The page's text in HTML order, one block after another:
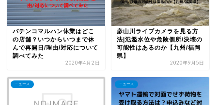
パチンコマルハン休業はどこ
の店舗？いつからいつまで休
んで再開日/理由/対応について
調べてみた
2020年4月2日
彦山川ライブカメラを見る方
法|氾濫水位や危険個所/決壊の
可能性はあるのか【九州/福岡
県】
2020年9月5日
ニュース ニュース